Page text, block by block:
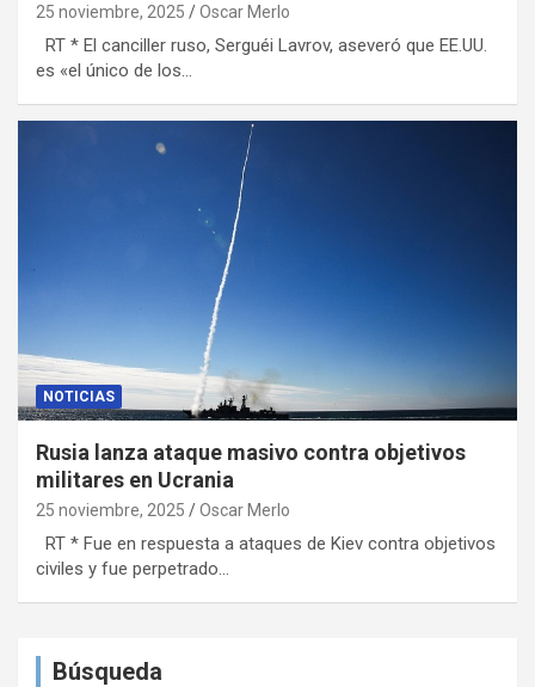
25 noviembre, 2025 Oscar Merlo
RT * El canciller ruso, Serguéi Lavrov, aseveró que EE.UU.
es «el único de los…
NOTICIAS
Rusia lanza ataque masivo contra objetivos
militares en Ucrania
25 noviembre, 2025 Oscar Merlo
RT * Fue en respuesta a ataques de Kiev contra objetivos
civiles y fue perpetrado…
Búsqueda